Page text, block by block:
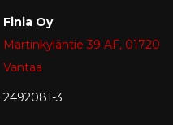
Finia Oy
Martinkyläntie 39 AF, 01720
Vantaa
2492081-3